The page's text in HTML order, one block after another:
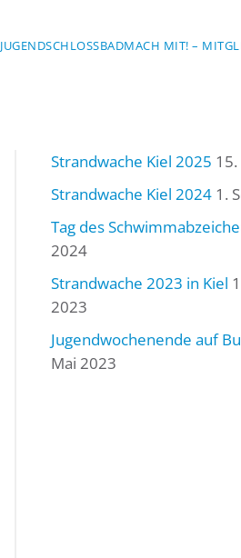
JUGENDSCHLOSSBADMACH MIT! –
Strandwache Kiel 2025
Strandwache Kiel 2024 1.
Tag des
2024
Strandwache 2023 in Kiel
2023
Jugendwochenende auf
Mai 2023